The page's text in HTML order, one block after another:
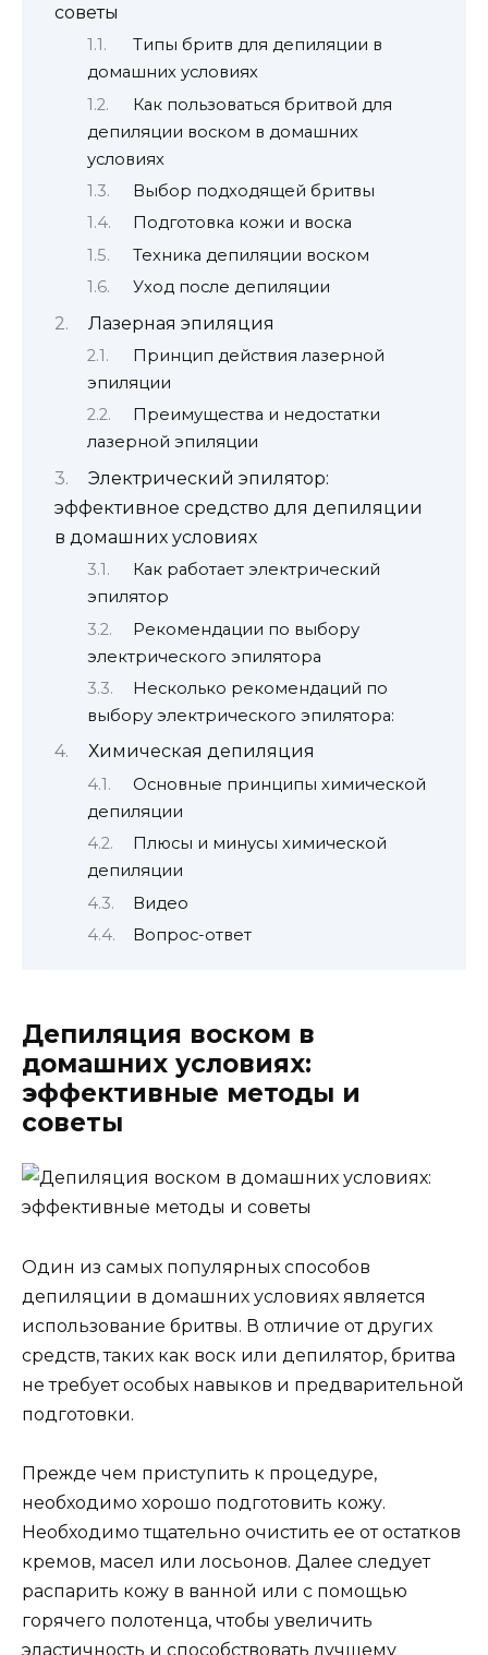
советы
Типы бритв для депиляции в
домашних условиях
Как пользоваться бритвой для
депиляции воском в домашних
условиях
Выбор подходящей бритвы
Подготовка кожи и воска
Техника депиляции воском
Уход после депиляции
Лазерная эпиляция
Принцип действия лазерной
эпиляции
Преимущества и недостатки
лазерной эпиляции
Электрический эпилятор:
эффективное средство для депиляции
в домашних условиях
Как работает электрический
эпилятор
Рекомендации по выбору
электрического эпилятора
Несколько рекомендаций по
выбору электрического эпилятора:
Химическая депиляция
Основные принципы химической
депиляции
Плюсы и минусы химической
депиляции
Видео
Вопрос-ответ
Депиляция воском в
домашних условиях:
эффективные методы и
советы
Один из самых популярных способов
депиляции в домашних условиях является
использование бритвы. В отличие от других
средств, таких как воск или депилятор, бритва
не требует особых навыков и предварительной
подготовки.
Прежде чем приступить к процедуре,
необходимо хорошо подготовить кожу.
Необходимо тщательно очистить ее от остатков
кремов, масел или лосьонов. Далее следует
распарить кожу в ванной или с помощью
горячего полотенца, чтобы увеличить
эластичность и способствовать лучшему